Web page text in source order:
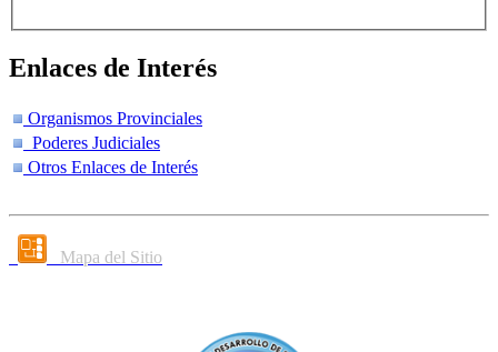
Enlaces de Interés
Organismos Provinciales
Poderes Judiciales
Otros Enlaces de Interés
Mapa del Sitio